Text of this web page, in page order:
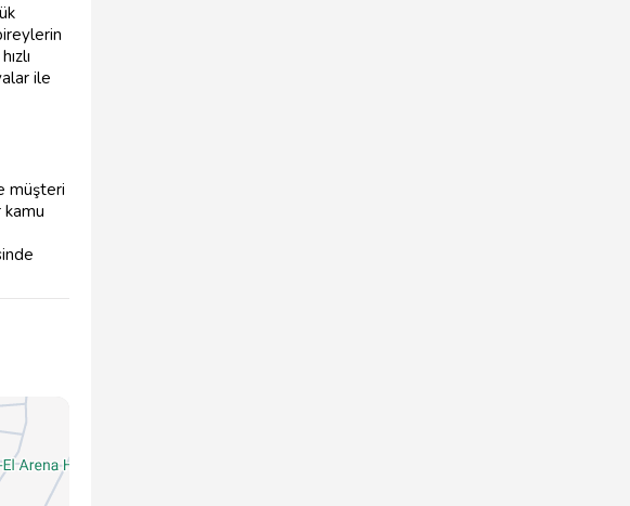
ile
müşteri
kamu